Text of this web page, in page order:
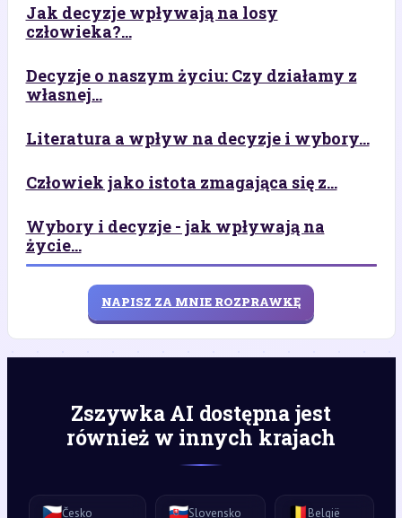
Jak decyzje wpływają na losy
człowieka?...
Decyzje o naszym życiu: Czy działamy z
własnej...
Literatura a wpływ na decyzje i wybory...
Człowiek jako istota zmagająca się z...
Wybory i decyzje - jak wpływają na
życie...
NAPISZ ZA MNIE ROZPRAWKĘ
Zszywka AI dostępna jest
również w innych krajach
🇨🇿Česko 🇸🇰Slovensko 🇧🇪België